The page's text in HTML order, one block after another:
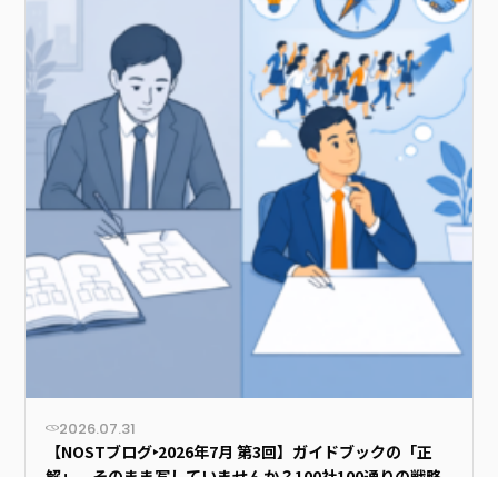
2026.07.31
【NOSTブログ‣2026年7月 第3回】ガイドブックの「正